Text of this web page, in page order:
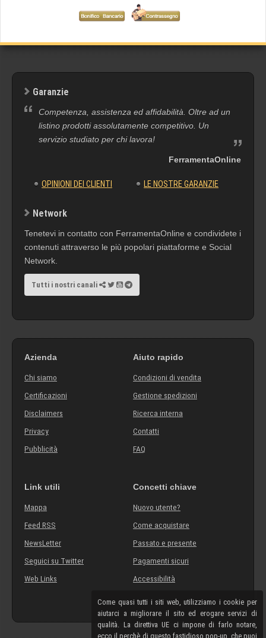
Come quasi tutti i siti web, utilizziamo i cookie per
aiutarci a migliorare il sito ed erogare servizi di
qualità. La direttiva UE ci impone di farlo notare,
ecco il perchè di questo fastidioso pop-up, che puoi
Garanzie
Competenza, assistenza ed affidabilità. Oltre ad un
listino prodotti assolutamente competitivo. Un
servizio studiato per chi lavora!
FerramentaOnline
OPINIONI DEI CLIENTI LE NOSTRE GARANZIE
Network
Tenetevi in contatto con FerramentaOnline e condividete i
contenuti attraverso le più popolari piattaforme e Social
Network.
Tutti i nostri canali
Azienda
Chi siamo
Certificazioni
Disclaimers
Privacy
Pubblicità
Aiuto rapido
Condizioni di vendita
Gestione spedizioni
Ricerca interna
Contatti
FAQ
Link utili
Mappa
Feed RSS
NewsLetter
Seguici su Twitter
Web Links
Concetti chiave
Nuovo utente?
Come acquistare
Passato e presente
Pagamenti sicuri
Accessibilità